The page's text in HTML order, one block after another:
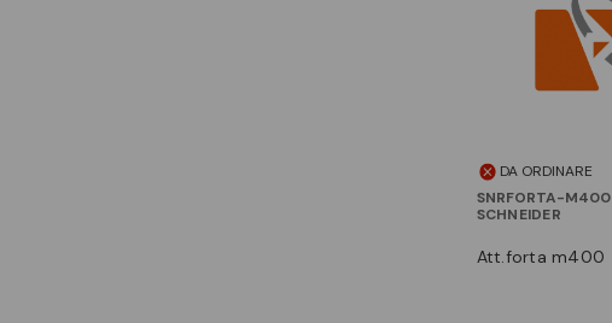
DA ORDINARE
SNRFORTA-M400
SCHNEIDER
att.forta m400